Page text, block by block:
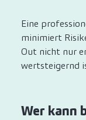
Eine
minimiert
Out nicht nur
wertsteigernd
Wer kann